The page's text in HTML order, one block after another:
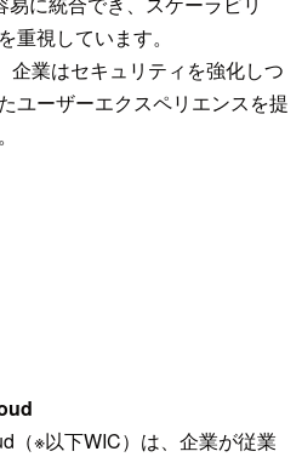
重視しています。
企業はセキュリティを強化しつ
ユーザーエクスペリエンスを提
（※以下WIC）は、企業が従業